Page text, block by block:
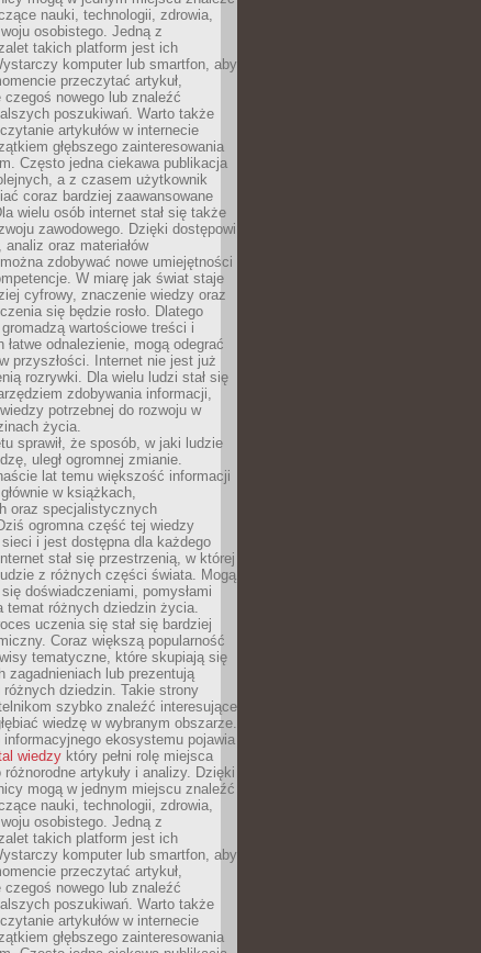
nauki, technologii, zdrowia,
osobistego. Jedną z
takich platform jest ich
komputer lub smartfon, aby
przeczytać artykuł,
czegoś nowego lub znaleźć
poszukiwań. Warto także
artykułów w internecie
głębszego zainteresowania
Często jedna ciekawa publikacja
a z czasem użytkownik
coraz bardziej zaawansowane
wielu osób internet stał się także
zawodowego. Dzięki dostępowi
analiz oraz materiałów
zdobywać nowe umiejętności
W miarę jak świat staje
cyfrowy, znaczenie wiedzy oraz
się będzie rosło. Dlatego
wartościowe treści i
łatwe odnalezienie, mogą odegrać
przyszłości. Internet nie jest już
rozrywki. Dla wielu ludzi stał się
zdobywania informacji,
potrzebnej do rozwoju w
życia.
sprawił, że sposób, w jaki ludzie
uległ ogromnej zmianie.
lat temu większość informacji
w książkach,
oraz specjalistycznych
ogromna część tej wiedzy
i jest dostępna dla każdego
stał się przestrzenią, w której
z różnych części świata. Mogą
doświadczeniami, pomysłami
temat różnych dziedzin życia.
uczenia się stał się bardziej
Coraz większą popularność
tematyczne, które skupiają się
zagadnieniach lub prezentują
różnych dziedzin. Takie strony
szybko znaleźć interesujące
wiedzę w wybranym obszarze.
ekosystemu pojawia
wiedzy który pełni rolę miejsca
różnorodne artykuły i analizy. Dzięki
mogą w jednym miejscu znaleźć
nauki, technologii, zdrowia,
osobistego. Jedną z
takich platform jest ich
komputer lub smartfon, aby
przeczytać artykuł,
czegoś nowego lub znaleźć
poszukiwań. Warto także
artykułów w internecie
głębszego zainteresowania